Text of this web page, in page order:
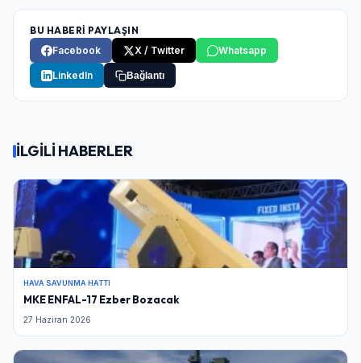
BU HABERİ PAYLAŞIN
Facebook
X / Twitter Whatsapp
LinkedIn Bağlantı
İLGİLİ HABERLER
HAVA SAVUNMA HATTI
MKE ENFAL-17 Ezber Bozacak
27 Haziran 2026